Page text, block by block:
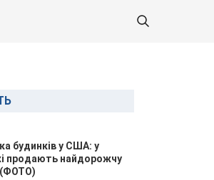
будинків у США: у
продають найдорожчу
(ФОТО)